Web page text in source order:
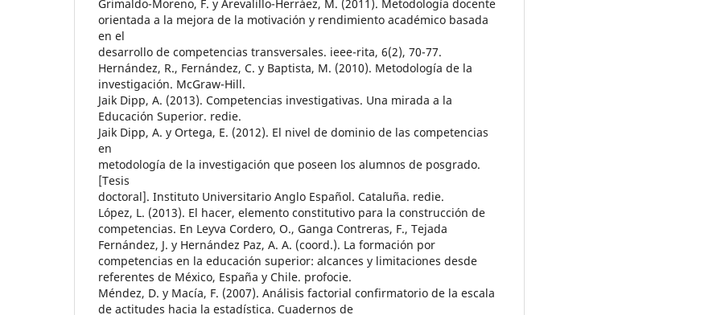
Grimaldo-Moreno, F. y Arevalillo-Herráez, M. (2011). Metodología docente
orientada a la mejora de la motivación y rendimiento académico basada
en el
desarrollo de competencias transversales. ieee-rita, 6(2), 70-77.
Hernández, R., Fernández, C. y Baptista, M. (2010). Metodología de la
investigación. McGraw-Hill.
Jaik Dipp, A. (2013). Competencias investigativas. Una mirada a la
Educación Superior. redie.
Jaik Dipp, A. y Ortega, E. (2012). El nivel de dominio de las competencias
en
metodología de la investigación que poseen los alumnos de posgrado.
[Tesis
doctoral]. Instituto Universitario Anglo Español. Cataluña. redie.
López, L. (2013). El hacer, elemento constitutivo para la construcción de
competencias. En Leyva Cordero, O., Ganga Contreras, F., Tejada
Fernández, J. y Hernández Paz, A. A. (coord.). La formación por
competencias en la educación superior: alcances y limitaciones desde
referentes de México, España y Chile. profocie.
Méndez, D. y Macía, F. (2007). Análisis factorial confirmatorio de la escala
de actitudes hacia la estadística. Cuadernos de